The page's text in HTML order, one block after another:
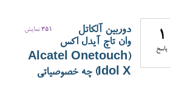
1
پاسخ
351 نمایش
دوربین آلکاتل
وان تاچ آیدل اکس
(Alcatel Onetouch
Idol X) چه خصوصیاتی